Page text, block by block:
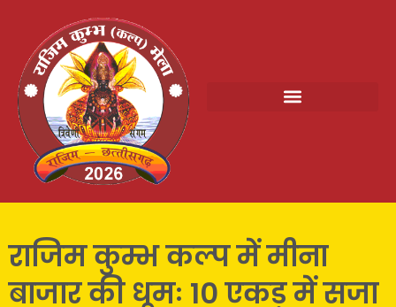
राजिम कुम्भ कल्प में मीना
बाजार की धूमः 10 एकड़ में सजा